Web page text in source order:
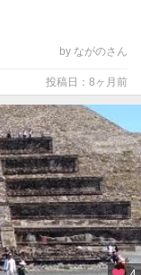
by ながのさん
投稿日：8ヶ月前